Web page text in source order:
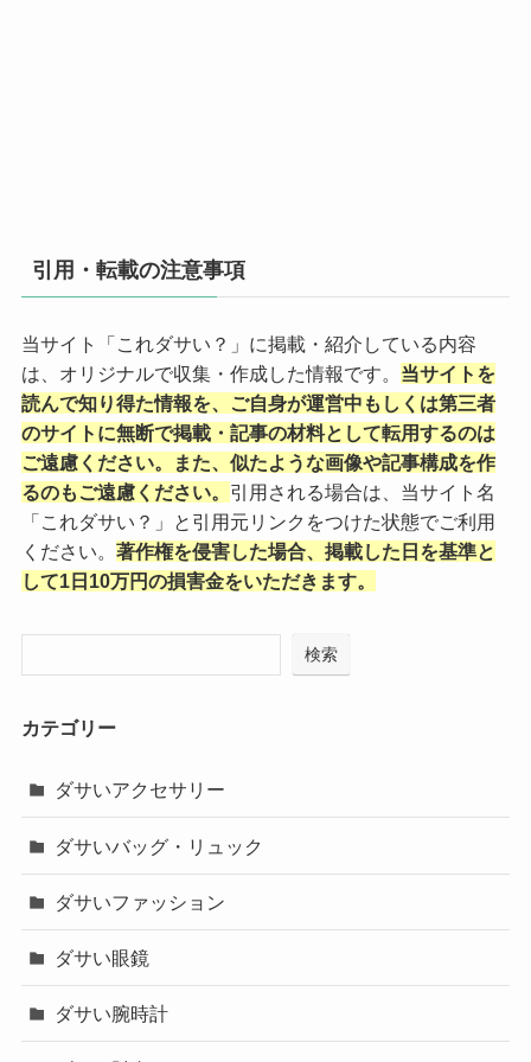
引用・転載の注意事項
当サイト「これダサい？」に掲載・紹介している内容
は、オリジナルで収集・作成した情報です。 当サイトを
読んで知り得た情報を、ご自身が運営中もしくは第三者
のサイトに無断で掲載・記事の材料として転用するのは
ご遠慮ください。また、似たような画像や記事構成を作
るのもご遠慮ください。 引用される場合は、当サイト名
「これダサい？」と引用元リンクをつけた状態でご利用
ください。 著作権を侵害した場合、掲載した日を基準と
して1日10万円の損害金をいただきます。
検索
カテゴリー
ダサいアクセサリー
ダサいバッグ・リュック
ダサいファッション
ダサい眼鏡
ダサい腕時計